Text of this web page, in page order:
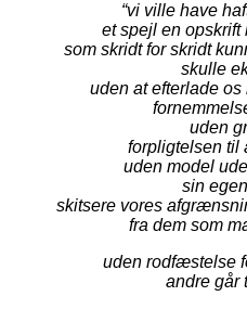
“vi ville have
et spejl en opskrift
som skridt for skridt
skulle
uden at efterlade
uden
forpligtelsen til
uden model
sin
skitsere vores
fra dem som
uden rodfæstelse
andre går